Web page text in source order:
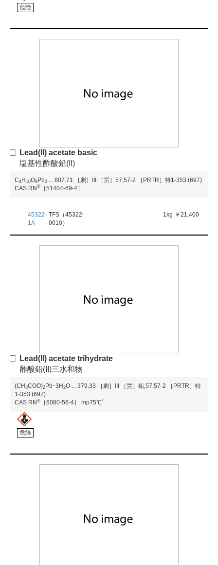
危険
Lead(II) acetate basic
塩基性酢酸鉛(II)
C4H 1 0O8Pb3 807.71 ［劇］III ［労］57,57-2
［PRTR］特1-353 (697)
CAS RN® ［51404-69-4］
45322-
1A
TFS（45322-
0010）
1kg ￥21,400
Lead(II) acetate trihydrate
酢酸鉛(II)三水和物
(CH 3COO)2 Pb･3H 2O ... 379.33 ［劇］III ［労］鉛,57,57-2
［PRTR］特
1-353 (697)
CAS RN ® ［6080-56-4］ mp75℃†
危険